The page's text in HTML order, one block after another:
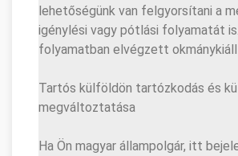
lehetőségünk van felgyorsítani a
igénylési vagy pótlási folyamatát
folyamatban elvégzett
Tartós külföldön tartózkodás és
megváltoztatása
Ha Ön magyar állampolgár, itt